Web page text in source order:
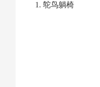
1. 鸵鸟躺椅